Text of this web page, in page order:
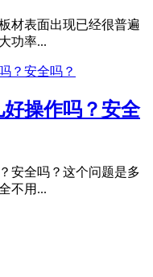
材表面出现已经很普遍
功率...
操作吗？安全
安全吗？这个问题是多
不用...